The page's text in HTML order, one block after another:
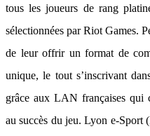
tous les joueurs de rang
sélectionnées par Riot Games.
de leur offrir un format de
unique, le tout s’inscrivant
grâce aux LAN françaises qui
au succès du jeu. Lyon e-Sport